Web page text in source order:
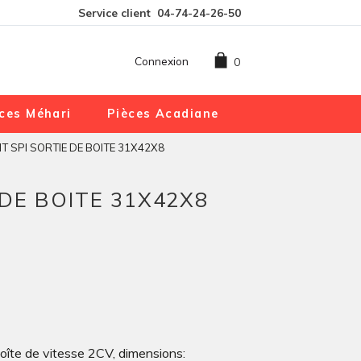
Service client 04-74-24-26-50
0
Connexion
Méhari Pièces Acadiane
SPI SORTIE DE BOITE 31X42X8
BOITE 31X42X8
de vitesse 2CV, dimensions: